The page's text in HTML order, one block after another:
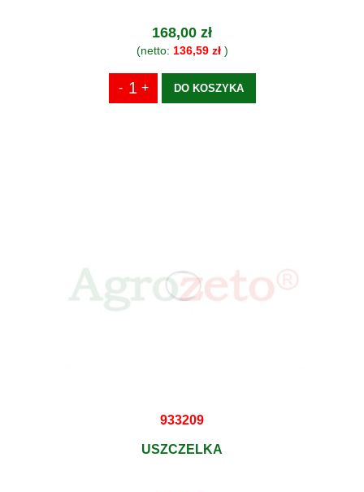
168,00 zł
(netto: 136,59 zł)
DO KOSZYKA
933209
USZCZELKA